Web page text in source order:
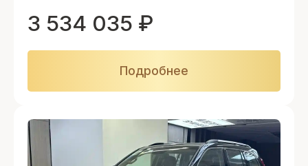
3 534 035 ₽
Подробнее